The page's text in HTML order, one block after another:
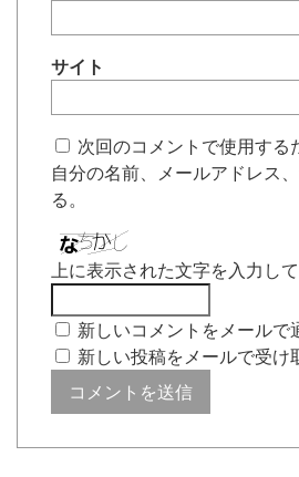
サイト
次回のコメントで使用する
自分の名前、メールアドレス
る。
上に表示された文字を入力して
新しいコメントをメールで
新しい投稿をメールで受け